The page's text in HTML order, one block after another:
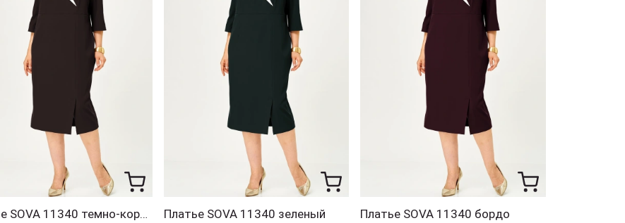
Платье SOVA 11340 темно-коричневый Платье SOVA 11340 зеленый Платье SOVA 11340 бордо